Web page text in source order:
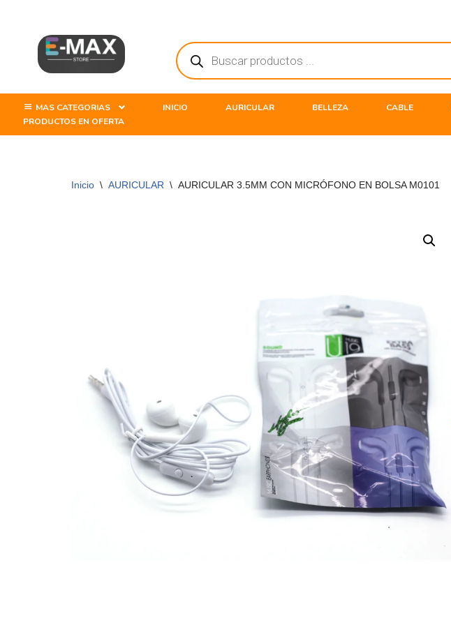
contenido
MAS CATEGORIAS INICIO AURICULAR BELLEZA CABLE
PRODUCTOS EN OFERTA
Inicio \ AURICULAR \ AURICULAR 3.5MM CON MICRÓFONO EN BOLSA M0101